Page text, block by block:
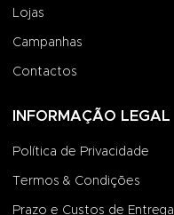
Lojas
Campanhas
Contactos
INFORMAÇÃO LEGAL
Política de Privacidade
Termos & Condições
Prazo e Custos de Entrega